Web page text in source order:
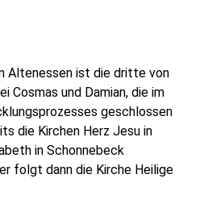
Altenessen ist die dritte von
Cosmas und Damian, die im
geschlossen
die Kirchen Herz Jesu in
in Schonnebeck
folgt dann die Kirche Heilige